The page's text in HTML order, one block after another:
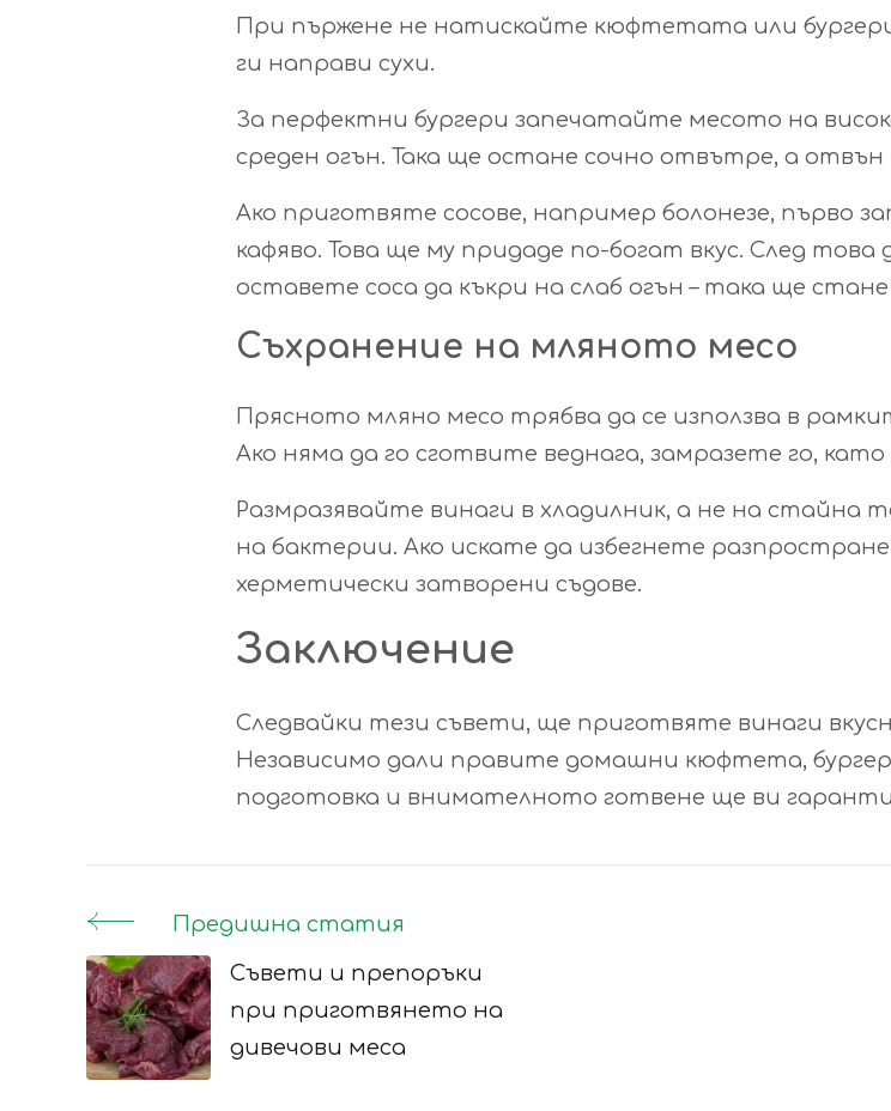
При пържене не натискайте кюфтетата или
ги направи сухи.
За перфектни бургери запечатайте месото на
среден огън. Така ще остане сочно отвътре, а отвън
Ако приготвяте сосове, например болонезе, първо
кафяво. Това ще му придаде по-богат вкус. След
оставете соса да къкри на слаб огън – така ще
Съхранение на мляното месо
Прясното мляно месо трябва да се използва в
Ако няма да го сготвите веднага, замразете го,
Размразявайте винаги в хладилник, а не на
на бактерии. Ако искате да избегнете
херметически затворени съдове.
Заключение
Следвайки тези съвети, ще приготвяте винаги
Независимо дали правите домашни кюфтета,
подготовка и внимателното готвене ще ви
Post
Navigation
Предишна статия
Съвети и препоръки
при приготвянето на
дивечови меса